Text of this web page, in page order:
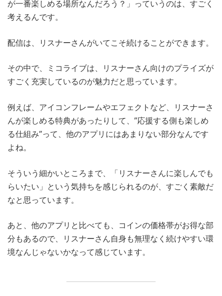
が一番楽しめる場所なんだろう？」っていうのは、すごく
考えるんです。
配信は、リスナーさんがいてこそ続けることができます。
その中で、ミコライブは、リスナーさん向けのプライズが
すごく充実しているのが魅力だと思っています。
例えば、アイコンフレームやエフェクトなど、リスナーさ
んが楽しめる特典があったりして、”応援する側も楽しめ
る仕組み”って、他のアプリにはあまりない部分なんです
よね。
そういう細かいところまで、「リスナーさんに楽しんでも
らいたい」という気持ちを感じられるのが、すごく素敵だ
なと思っています。
あと、他のアプリと比べても、コインの価格帯がお得な部
分もあるので、リスナーさん自身も無理なく続けやすい環
境なんじゃないかなって感じています。